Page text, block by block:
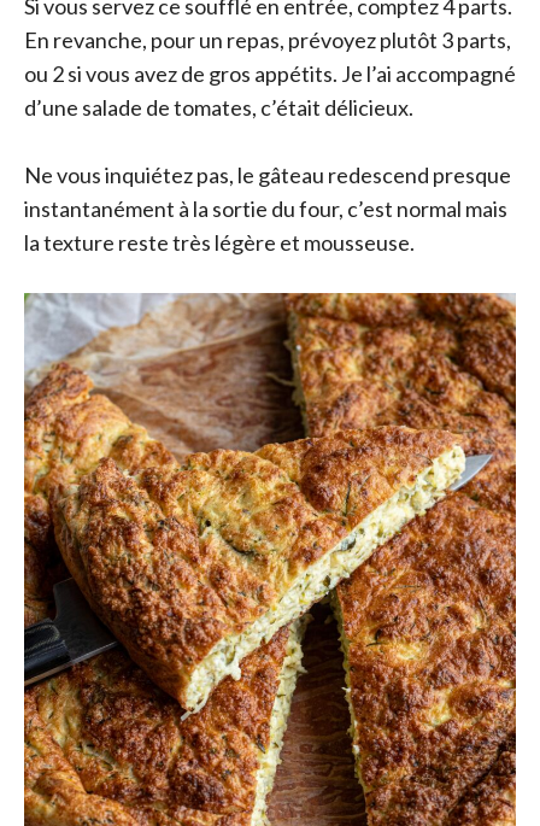
Si vous servez ce soufflé en entrée, comptez 4 parts.
En revanche, pour un repas, prévoyez plutôt 3 parts,
ou 2 si vous avez de gros appétits. Je l’ai accompagné
d’une salade de tomates, c’était délicieux.
Ne vous inquiétez pas, le gâteau redescend presque
instantanément à la sortie du four, c’est normal mais
la texture reste très légère et mousseuse.